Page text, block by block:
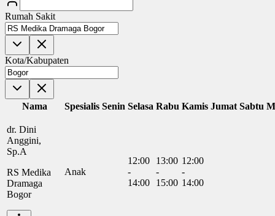
Rumah Sakit
Kota/Kabupaten
Nama Spesialis Senin Selasa Rabu Kamis Jumat Sabtu
dr. Dini
Anggini,
Sp.A
RS Medika
Dramaga
Bogor
Anak
12:00
-
14:00
13:00
-
15:00
12:00
-
14:00